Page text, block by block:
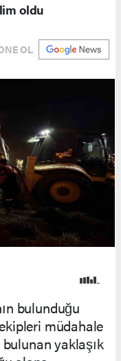
oldu
OL
bulunduğu
müdahale
yaklaşık